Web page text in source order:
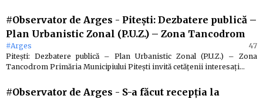
#Observator de Arges - Pitești: Dezbatere publică –
Plan Urbanistic Zonal (P.U.Z.) – Zona Tancodrom
47
#Arges
Pitești: Dezbatere publică – Plan Urbanistic Zonal (P.U.Z.) – Zona
Tancodrom Primăria Municipiului Pitești invită cetățenii interesați…
#Observator de Arges - S-a făcut recepția la